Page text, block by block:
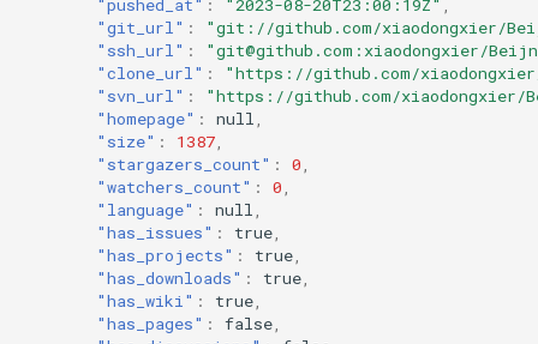
"git_url" :
"git://github.com/xiaodongxier/
"ssh_url" :
"git@github.com:xiaodongxier/
"clone_url" :
"https://github.com/
"svn_url" :
"https://github.com/xiaodongxier/
"homepage" : null
"size" : 1387
"stargazers_count" : 0
"watchers_count" : 0
"language" : null
"has_issues" : true
"has_projects" : true
"has_downloads" : true
"has_wiki" : true
"has_pages" : false